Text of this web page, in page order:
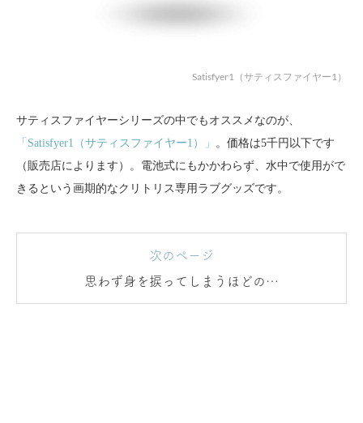
Satisfyer1（サティスファイヤー1）
サティスファイヤーシリーズの中でもオススメなのが、
「Satisfyer1（サティスファイヤー1）」
。価格は5千円以下です
（販売店によります）。電池式にもかかわらず、水中で使用がで
きるという画期的なクリトリス専用ラブグッズです。
次のページ
思わず身を捩ってしまうほどの快
感…！